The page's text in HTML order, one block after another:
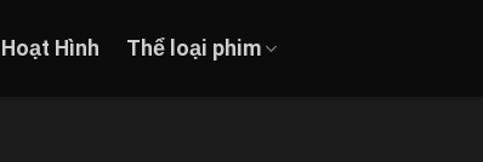
Hình Thể loại phim